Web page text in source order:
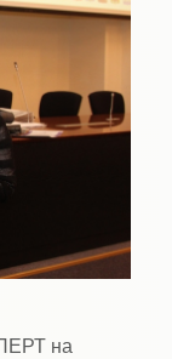
на